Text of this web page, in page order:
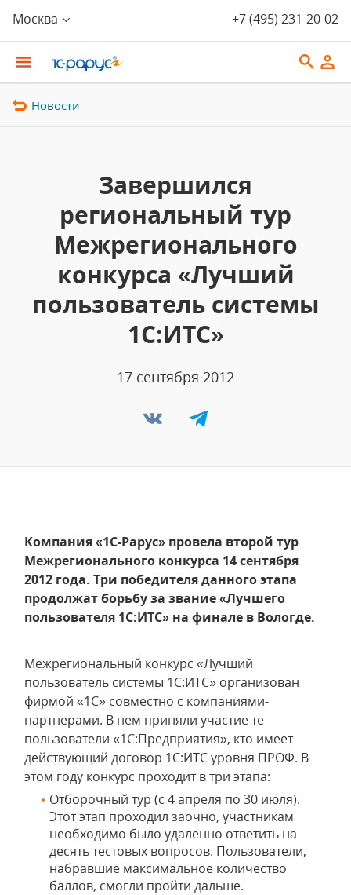
Москва +7 (495) 231-20-02
Новости
Завершился
региональный тур
Межрегионального
конкурса «Лучший
пользователь системы
1С:ИТС»
17 сентября 2012
Компания «1С-Рарус» провела второй тур
Межрегионального конкурса 14 сентября
2012 года. Три победителя данного этапа
продолжат борьбу за звание «Лучшего
пользователя 1С:ИТС» на финале в Вологде.
Межрегиональный конкурс «Лучший
пользователь системы 1С:ИТС» организован
фирмой «1С» совместно с компаниями-
партнерами. В нем приняли участие те
пользователи «1С:Предприятия», кто имеет
действующий договор 1С:ИТС уровня ПРОФ. В
этом году конкурс проходит в три этапа:
Отборочный тур (с 4 апреля по 30 июля).
Этот этап проходил заочно, участникам
необходимо было удаленно ответить на
десять тестовых вопросов. Пользователи,
набравшие максимальное количество
баллов, смогли пройти дальше.